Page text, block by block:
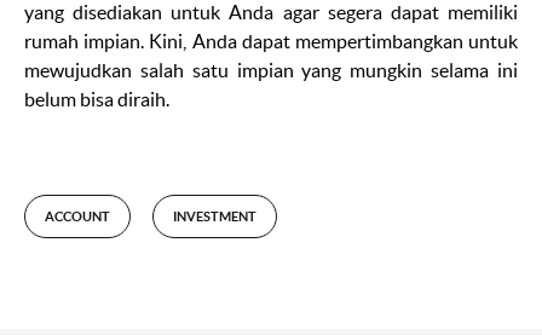
yang disediakan untuk Anda agar segera dapat memiliki
rumah impian. Kini, Anda dapat mempertimbangkan untuk
mewujudkan salah satu impian yang mungkin selama ini
belum bisa diraih.
ACCOUNT INVESTMENT